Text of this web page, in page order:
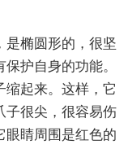
是椭圆形的，很坚
护自身的功能。
缩起来。这样，它
子很尖，很容易伤
眼睛周围是红色的